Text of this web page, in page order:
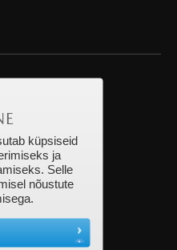
küpsiseid
ja
Selle
nõustute